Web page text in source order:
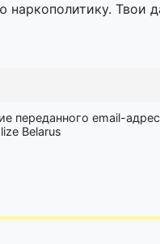
наркополитику. Твои
переданного email-
Belarus